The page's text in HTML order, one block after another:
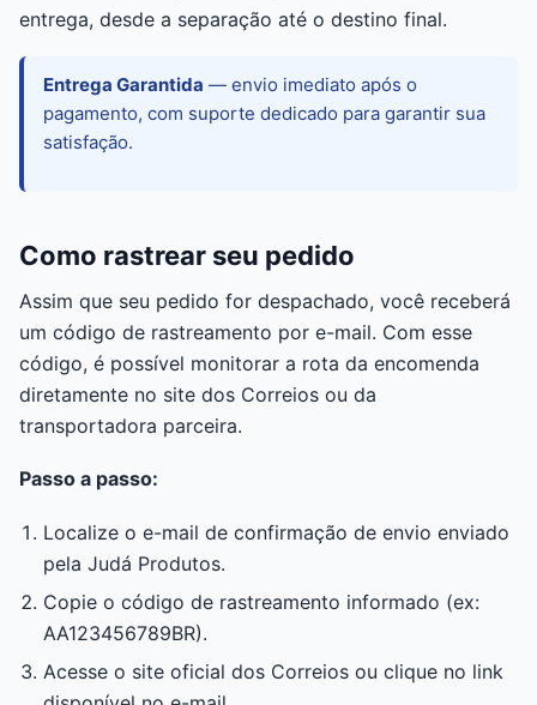
entrega, desde a separação até o destino final.
Entrega Garantida — envio imediato após o
pagamento, com suporte dedicado para garantir sua
satisfação.
Como rastrear seu pedido
Assim que seu pedido for despachado, você receberá
um código de rastreamento por e-mail. Com esse
código, é possível monitorar a rota da encomenda
diretamente no site dos Correios ou da
transportadora parceira.
Passo a passo:
Localize o e-mail de confirmação de envio enviado
pela Judá Produtos.
Copie o código de rastreamento informado (ex:
AA123456789BR).
Acesse o site oficial dos Correios ou clique no link